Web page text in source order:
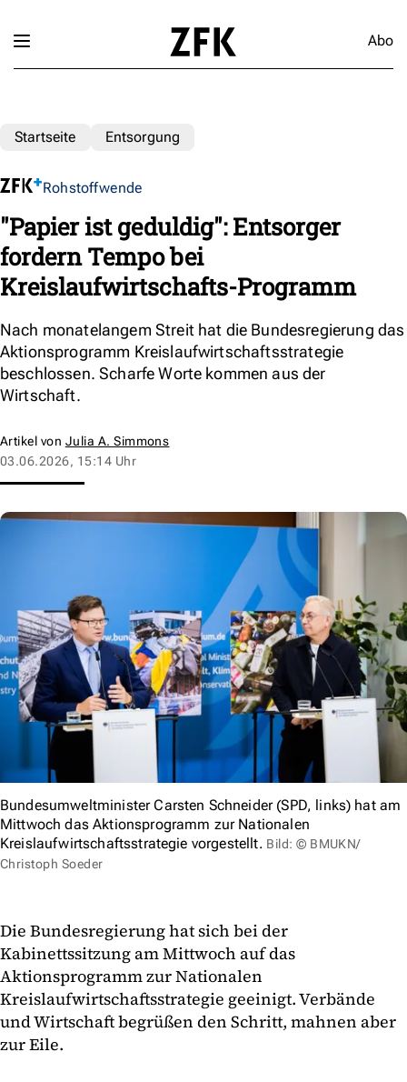
Abo
Startseite Entsorgung
Rohstoffwende
"Papier ist geduldig": Entsorger
fordern Tempo bei
Kreislaufwirtschafts-Programm
Nach monatelangem Streit hat die Bundesregierung das
Aktionsprogramm Kreislaufwirtschaftsstrategie
beschlossen. Scharfe Worte kommen aus der
Wirtschaft.
Artikel von Julia A. Simmons
03.06.2026, 15:14 Uhr
Bundesumweltminister Carsten Schneider (SPD, links) hat am
Mittwoch das Aktionsprogramm zur Nationalen
Kreislaufwirtschaftsstrategie vorgestellt. Bild: © BMUKN/
Christoph Soeder
Die Bundesregierung hat sich bei der
Kabinettssitzung am Mittwoch auf das
Aktionsprogramm zur Nationalen
Kreislaufwirtschaftsstrategie geeinigt. Verbände
und Wirtschaft begrüßen den Schritt, mahnen aber
zur Eile.